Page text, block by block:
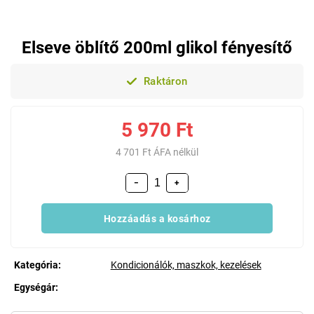
Elseve öblítő 200ml glikol fényesítő
Raktáron
5 970 Ft
4 701 Ft ÁFA nélkül
+
−
Hozzáadás a kosárhoz
Kategória:
Kondicionálók, maszkok, kezelések
Egységár: